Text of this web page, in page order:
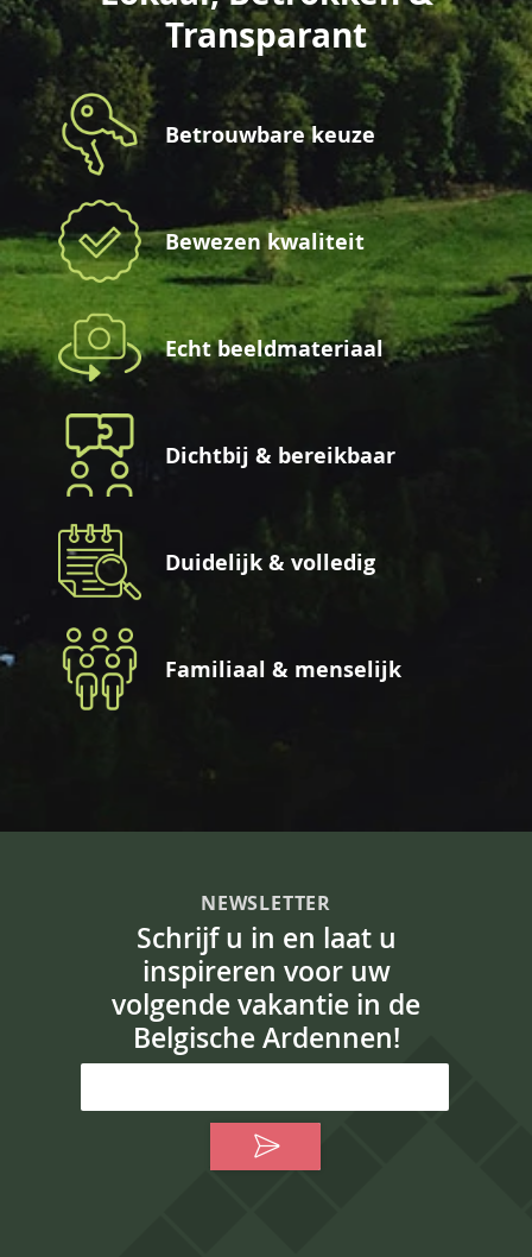
Transparant
Betrouwbare keuze
Bewezen kwaliteit
Echt beeldmateriaal
Dichtbij & bereikbaar
Duidelijk & volledig
Familiaal & menselijk
NEWSLETTER
Schrijf u in en laat u
inspireren voor uw
volgende vakantie in de
Belgische Ardennen!